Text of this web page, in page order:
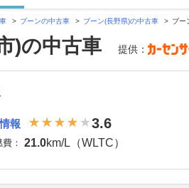
ブーンの中古車 ブーン(長野県)の中古車 ブー
)の中古車 提供：
報 3.6
： 21.0km/L（WLTC）